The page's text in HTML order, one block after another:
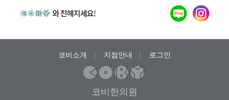
코비소개 지점안내 로그인
코비한의원